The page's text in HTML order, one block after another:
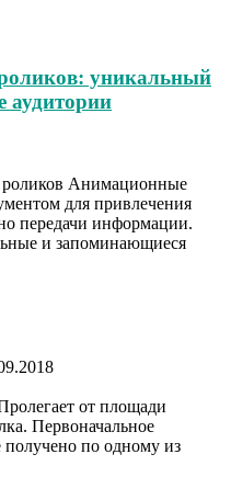
уникальный
аудитории
Анимационные
для привлечения
передачи информации.
и запоминающиеся
от площади
Первоначальное
по одному из